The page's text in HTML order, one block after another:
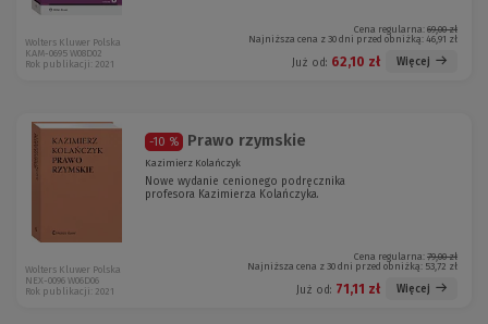
Cena regularna: 69,00 zł
Najniższa cena z 30 dni przed obniżką: 46,91 zł
Już od: 62,10 zł Więcej
Wolters Kluwer Polska
KAM-0695 W08D02
Rok publikacji: 2021
-10 % Prawo rzymskie
Kazimierz Kolańczyk
Nowe wydanie cenionego podręcznika
profesora Kazimierza Kolańczyka.
Cena regularna: 79,00 zł
Najniższa cena z 30 dni przed obniżką: 53,72 zł
Już od: 71,11 zł Więcej
Wolters Kluwer Polska
NEX-0096 W06D06
Rok publikacji: 2021